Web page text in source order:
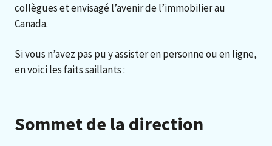
collègues et envisagé l’avenir de l’immobilier au
Canada.
Si vous n’avez pas pu y assister en personne ou en ligne,
en voici les faits saillants :
Sommet de la direction